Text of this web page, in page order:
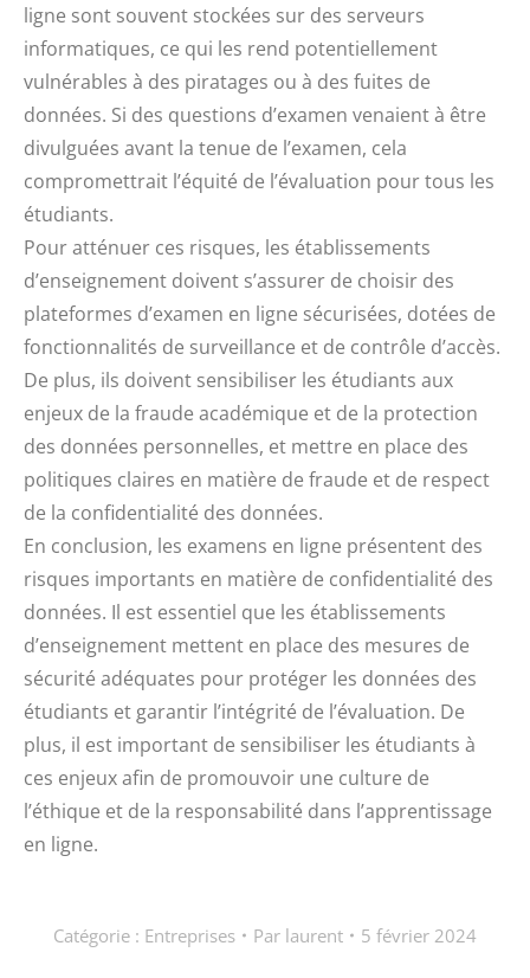
ligne sont souvent stockées sur des serveurs
informatiques, ce qui les rend potentiellement
vulnérables à des piratages ou à des fuites de
données. Si des questions d’examen venaient à être
divulguées avant la tenue de l’examen, cela
compromettrait l’équité de l’évaluation pour tous les
étudiants.
Pour atténuer ces risques, les établissements
d’enseignement doivent s’assurer de choisir des
plateformes d’examen en ligne sécurisées, dotées de
fonctionnalités de surveillance et de contrôle d’accès.
De plus, ils doivent sensibiliser les étudiants aux
enjeux de la fraude académique et de la protection
des données personnelles, et mettre en place des
politiques claires en matière de fraude et de respect
de la confidentialité des données.
En conclusion, les examens en ligne présentent des
risques importants en matière de confidentialité des
données. Il est essentiel que les établissements
d’enseignement mettent en place des mesures de
sécurité adéquates pour protéger les données des
étudiants et garantir l’intégrité de l’évaluation. De
plus, il est important de sensibiliser les étudiants à
ces enjeux afin de promouvoir une culture de
l’éthique et de la responsabilité dans l’apprentissage
en ligne.
Catégorie : Entreprises Par laurent 5 février 2024